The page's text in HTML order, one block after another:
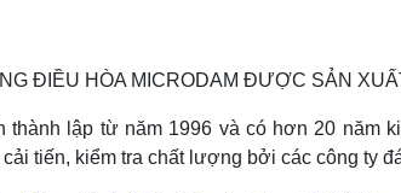
ĐIỀU HÒA MICRODAM ĐƯỢC SẢN
thành lập từ năm 1996 và có hơn 20 năm
tiến, kiểm tra chất lượng bởi các công ty